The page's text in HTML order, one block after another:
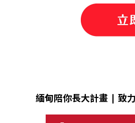
緬甸陪你長大計畫 | 致